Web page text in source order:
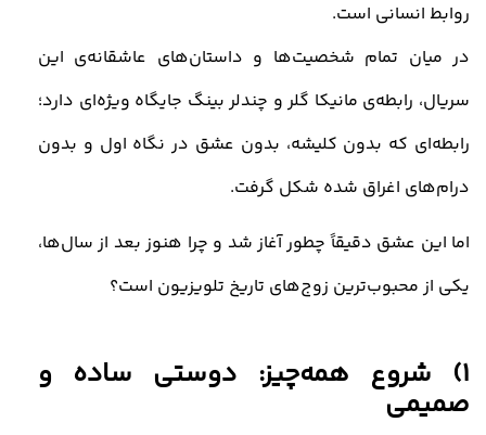
روابط انسانی است.
در میان تمام شخصیت‌ها و داستان‌های عاشقانه‌ی این
سریال، رابطه‌ی مانیکا گلر و چندلر بینگ جایگاه ویژه‌ای دارد؛
رابطه‌ای که بدون کلیشه، بدون عشق در نگاه اول و بدون
درام‌های اغراق‌ شده شکل گرفت.
اما این عشق دقیقاً چطور آغاز شد و چرا هنوز بعد از سال‌ها،
یکی از محبوب‌ترین زوج‌های تاریخ تلویزیون است؟
1) شروع همه‌چیز: دوستی ساده و
صمیمی